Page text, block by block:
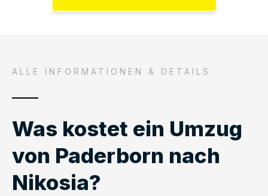
ALLE INFORMATIONEN & DETAILS
Was kostet ein Umzug
von Paderborn nach
Nikosia?